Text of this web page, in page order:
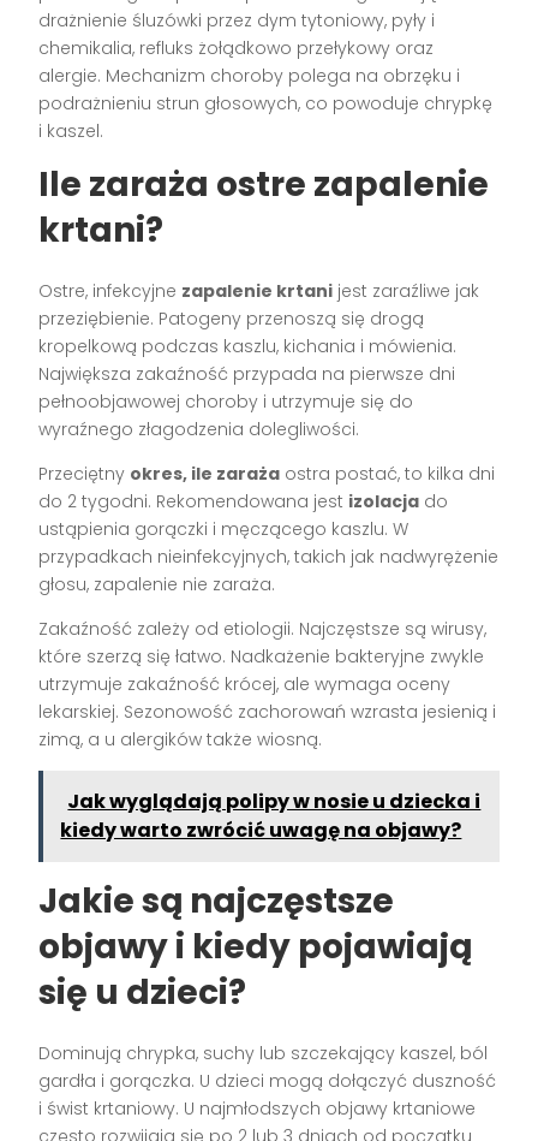
drażnienie śluzówki przez dym tytoniowy, pyły i
chemikalia, refluks żołądkowo przełykowy oraz
alergie. Mechanizm choroby polega na obrzęku i
podrażnieniu strun głosowych, co powoduje chrypkę
i kaszel.
Ile zaraża ostre zapalenie
krtani?
Ostre, infekcyjne zapalenie krtani jest zaraźliwe jak
przeziębienie. Patogeny przenoszą się drogą
kropelkową podczas kaszlu, kichania i mówienia.
Największa zakaźność przypada na pierwsze dni
pełnoobjawowej choroby i utrzymuje się do
wyraźnego złagodzenia dolegliwości.
Przeciętny okres, ile zaraża ostra postać, to kilka dni
do 2 tygodni. Rekomendowana jest izolacja do
ustąpienia gorączki i męczącego kaszlu. W
przypadkach nieinfekcyjnych, takich jak nadwyrężenie
głosu, zapalenie nie zaraża.
Zakaźność zależy od etiologii. Najczęstsze są wirusy,
które szerzą się łatwo. Nadkażenie bakteryjne zwykle
utrzymuje zakaźność krócej, ale wymaga oceny
lekarskiej. Sezonowość zachorowań wzrasta jesienią i
zimą, a u alergików także wiosną.
Jak wyglądają polipy w nosie u dziecka i
kiedy warto zwrócić uwagę na objawy?
Jakie są najczęstsze
objawy i kiedy pojawiają
się u dzieci?
Dominują chrypka, suchy lub szczekający kaszel, ból
gardła i gorączka. U dzieci mogą dołączyć duszność
i świst krtaniowy. U najmłodszych objawy krtaniowe